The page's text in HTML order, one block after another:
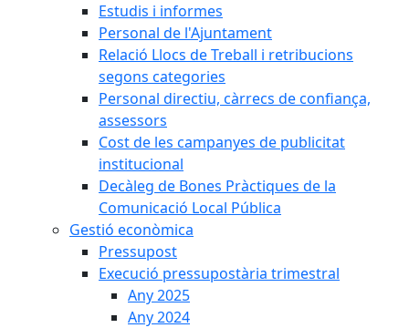
Estudis i informes
Personal de l'Ajuntament
Relació Llocs de Treball i retribucions
segons categories
Personal directiu, càrrecs de confiança,
assessors
Cost de les campanyes de publicitat
institucional
Decàleg de Bones Pràctiques de la
Comunicació Local Pública
Gestió econòmica
Pressupost
Execució pressupostària trimestral
Any 2025
Any 2024